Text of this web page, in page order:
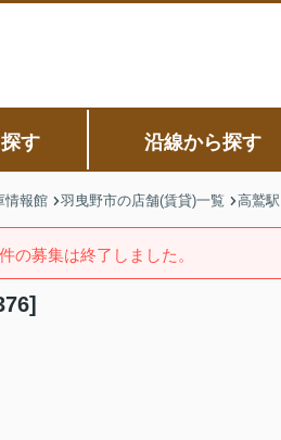
す 沿線から探す
情報館 羽曳野市の店舗(賃貸)一覧 高鷲駅
の募集は終了しました。